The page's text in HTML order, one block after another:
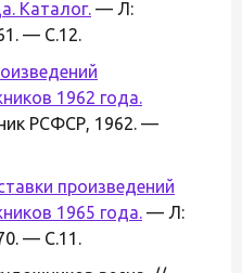
Каталог. — Л:
— С.12.
1962 года.
РСФСР, 1962. —
произведений
1965 года. — Л:
— С.11.